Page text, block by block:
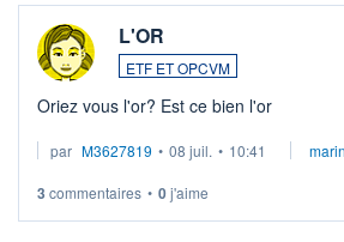
L'OR
ETF ET OPCVM
Oriez vous l'or? Est ce bien l'or
par M3627819 • 08 juil. • 10:41
3 commentaires • 0j'aime